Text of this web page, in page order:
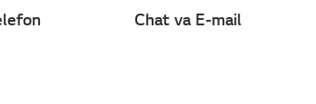
Chat va E-mail